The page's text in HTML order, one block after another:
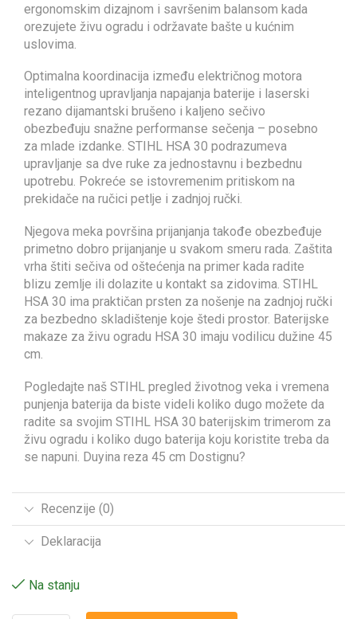
ergonomskim dizajnom i savršenim balansom kada
orezujete živu ogradu i održavate bašte u kućnim
uslovima.
Optimalna koordinacija između električnog motora
inteligentnog upravljanja napajanja baterije i laserski
rezano dijamantski brušeno i kaljeno sečivo
obezbeđuju snažne performanse sečenja – posebno
za mlade izdanke. STIHL HSA 30 podrazumeva
upravljanje sa dve ruke za jednostavnu i bezbednu
upotrebu. Pokreće se istovremenim pritiskom na
prekidače na ručici petlje i zadnjoj ručki.
Njegova meka površina prijanjanja takođe obezbeđuje
primetno dobro prijanjanje u svakom smeru rada. Zaštita
vrha štiti sečiva od oštećenja na primer kada radite
blizu zemlje ili dolazite u kontakt sa zidovima. STIHL
HSA 30 ima praktičan prsten za nošenje na zadnjoj ručki
za bezbedno skladištenje koje štedi prostor. Baterijske
makaze za živu ogradu HSA 30 imaju vodilicu dužine 45
cm.
Pogledajte naš STIHL pregled životnog veka i vremena
punjenja baterija da biste videli koliko dugo možete da
radite sa svojim STIHL HSA 30 baterijskim trimerom za
živu ogradu i koliko dugo baterija koju koristite treba da
se napuni. Duyina reza 45 cm Dostignu?
Recenzije (0)
Deklaracija
Na stanju